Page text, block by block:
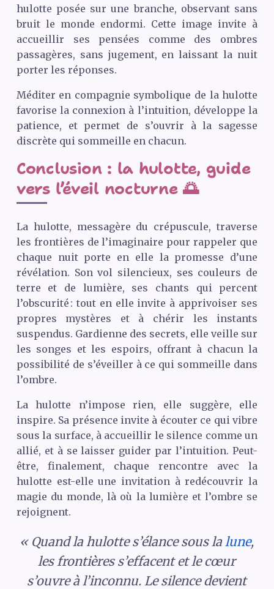
hulotte posée sur une branche, observant sans
bruit le monde endormi. Cette image invite à
accueillir ses pensées comme des ombres
passagères, sans jugement, en laissant la nuit
porter les réponses.
Méditer en compagnie symbolique de la hulotte
favorise la connexion à l’intuition, développe la
patience, et permet de s’ouvrir à la sagesse
discrète qui sommeille en chacun.
Conclusion : la hulotte, guide
vers l’éveil nocturne 🌅
La hulotte, messagère du crépuscule, traverse
les frontières de l’imaginaire pour rappeler que
chaque nuit porte en elle la promesse d’une
révélation. Son vol silencieux, ses couleurs de
terre et de lumière, ses chants qui percent
l’obscurité : tout en elle invite à apprivoiser ses
propres mystères et à chérir les instants
suspendus. Gardienne des secrets, elle veille sur
les songes et les espoirs, offrant à chacun la
possibilité de s’éveiller à ce qui sommeille dans
l’ombre.
La hulotte n’impose rien, elle suggère, elle
inspire. Sa présence invite à écouter ce qui vibre
sous la surface, à accueillir le silence comme un
allié, et à se laisser guider par l’intuition. Peut-
être, finalement, chaque rencontre avec la
hulotte est-elle une invitation à redécouvrir la
magie du monde, là où la lumière et l’ombre se
rejoignent.
« Quand la hulotte s’élance sous la lune,
les frontières s’effacent et le cœur
s’ouvre à l’inconnu. Le silence devient